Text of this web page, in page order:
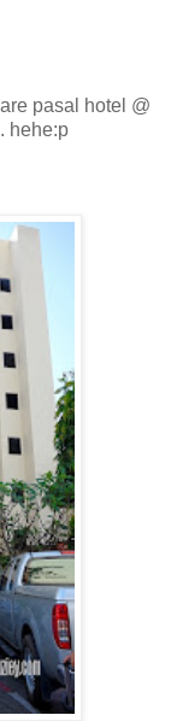
pasal hotel @
hehe:p